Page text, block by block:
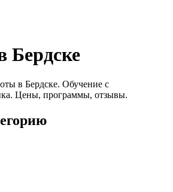
Бердске
в Бердске. Обучение с
Цены, программы, отзывы.